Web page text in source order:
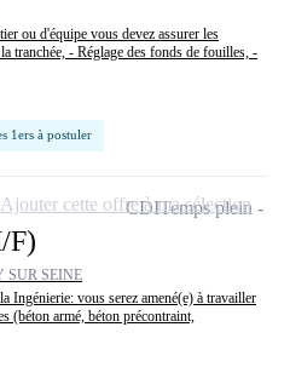
ou d'équipe vous devez assurer les
tranchée, - Réglage des fonds de fouilles, -
1ers à postuler
F)
SUR SEINE
Ingénierie: vous serez amené(e) à travailler
(béton armé, béton précontraint,
CDITemps plein
Ajouter cette offre à ma sélection